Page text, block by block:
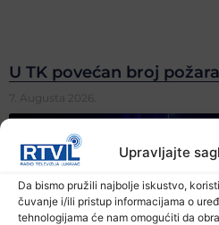
Upravljajte
Da bismo pružili najbolje iskustvo,
čuvanje i/ili pristup informacijama o
tehnologijama će nam omogućiti da
U TK povećan broj požara
7. Augusta 2026.